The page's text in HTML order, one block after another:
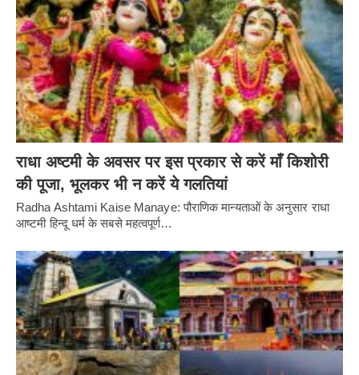
राधा अष्टमी के अवसर पर इस प्रकार से करें माँ किशोरी
की पूजा, भूलकर भी न करें ये गलतियां
Radha Ashtami Kaise Manaye: पौराणिक मान्यताओं के अनुसार राधा
आष्टमी हिन्दू धर्म के सबसे महत्वपूर्ण…